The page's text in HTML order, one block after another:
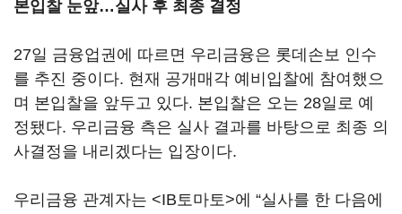
본입찰 눈앞…실사 후 최종 결정
27일 금융업권에 따르면 우리금융은 롯데손보 인수
를 추진 중이다. 현재 공개매각 예비입찰에 참여했으
며 본입찰을 앞두고 있다. 본입찰은 오는 28일로 예
정됐다. 우리금융 측은 실사 결과를 바탕으로 최종 의
사결정을 내리겠다는 입장이다.
우리금융 관계자는 <IB토마토>에 “실사를 한 다음에